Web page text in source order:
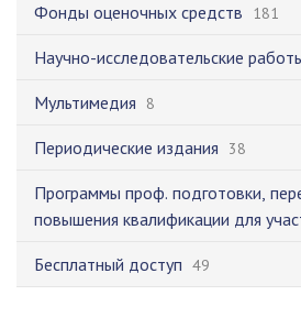
Фонды оценочных средств 181
Научно-исследовательские
Мультимедия 8
Периодические издания 38
Программы проф. подготовки,
повышения квалификации для
Бесплатный доступ 49